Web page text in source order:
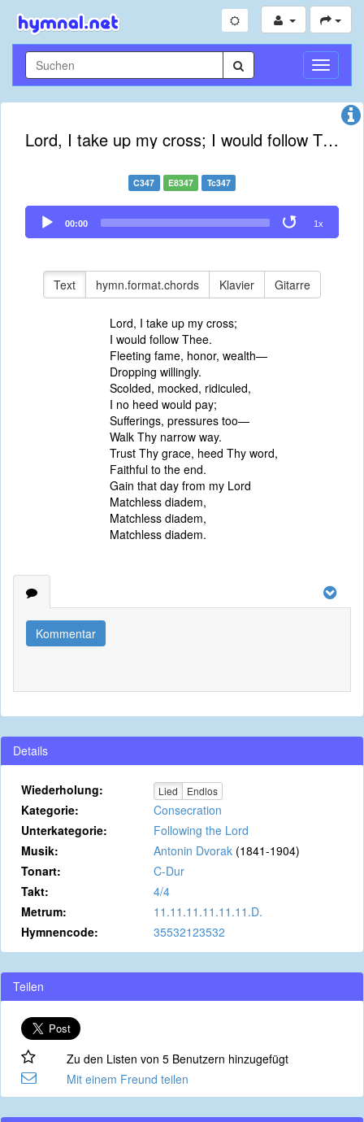
Lord, I take up my cross; I would follow Thee
C347 E8347 Tc347
Audio
Player
00:00 1x
Text hymn.format.chords Klavier Gitarre
Lord, I take up my cross;
I would follow Thee.
Fleeting fame, honor, wealth—
Dropping willingly.
Scolded, mocked, ridiculed,
I no heed would pay;
Sufferings, pressures too—
Walk Thy narrow way.
Trust Thy grace, heed Thy word,
Faithful to the end.
Gain that day from my Lord
Matchless diadem,
Matchless diadem,
Matchless diadem.
Kommentar
Details
Wiederholung: Lied Endlos
Kategorie:
Consecration
Unterkategorie:
Following the Lord
Musik:
Antonin Dvorak (1841-1904)
Tonart:
C-Dur
Takt:
4/4
Metrum:
11.11.11.11.11.11.D.
Hymnencode:
35532123532
Teilen
Zu den Listen von 5 Benutzern hinzugefügt
Mit einem Freund teilen